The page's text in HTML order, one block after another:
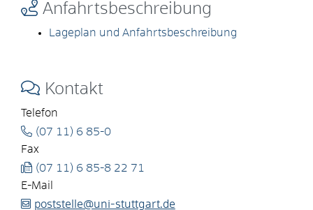
Anfahrtsbeschreibung
Lageplan und Anfahrtsbeschreibung
Kontakt
Telefon
(07 11) 6 85-0
Fax
(07 11) 6 85-8 22 71
E-Mail
poststelle@uni-stuttgart.de